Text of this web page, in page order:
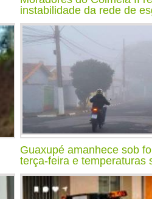
instabilidade da rede de
Guaxupé amanhece sob
terça-feira e temperaturas